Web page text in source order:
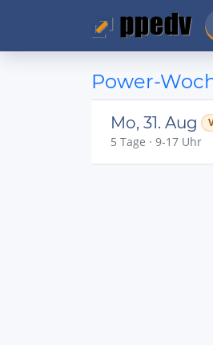
Power-
Mo, 31. Aug
5 Tage · 9-17 Uhr